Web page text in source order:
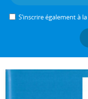
S’inscrire également à la